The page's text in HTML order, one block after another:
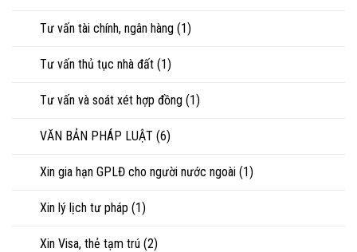
Tư vấn tài chính, ngân hàng (1)
Tư vấn thủ tục nhà đất (1)
Tư vấn và soát xét hợp đồng (1)
VĂN BẢN PHÁP LUẬT (6)
Xin gia hạn GPLĐ cho người nước ngoài (1)
Xin lý lịch tư pháp (1)
Xin Visa, thẻ tạm trú (2)